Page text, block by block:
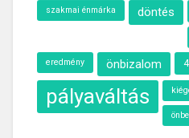
szakmai énmárka döntés
eredmény önbizalom
pályaváltás